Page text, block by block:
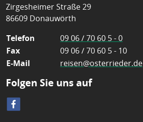
Zirgesheimer Straße 29
86609 Donauwörth
Telefon
09 06 / 70 60 5 - 0
Fax
09 06 / 70 60 5 - 10
E-Mail
reisen@osterrieder.de
Folgen Sie uns auf